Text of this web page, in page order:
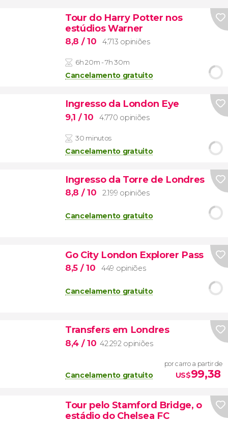
Tour do Harry Potter nos
estúdios Warner
8,8 / 10 4.713 opiniões
6h 20m - 7h 30m
Cancelamento gratuito
Ingresso da London Eye
9,1 / 10 4.770 opiniões
30 minutos
Cancelamento gratuito
Ingresso da Torre de Londres
8,8 / 10 2.199 opiniões
Cancelamento gratuito
Go City London Explorer Pass
8,5 / 10 449 opiniões
Cancelamento gratuito
Transfers em Londres
8,4 / 10 42.292 opiniões
Cancelamento gratuito
por carro a partir de
US$99,38
Tour pelo Stamford Bridge, o
estádio do Chelsea FC